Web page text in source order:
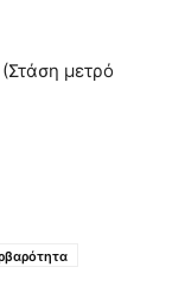
μετρό